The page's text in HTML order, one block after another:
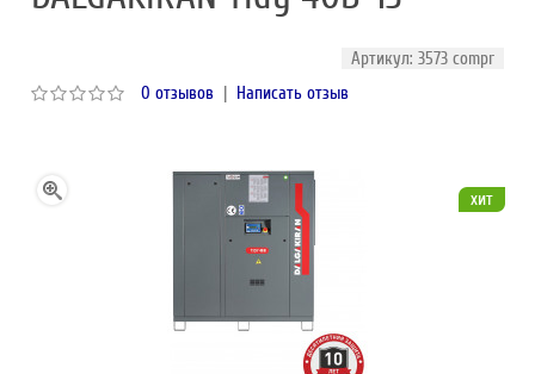
Артикул: 3573 compr
0 отзывов | Написать отзыв
хит